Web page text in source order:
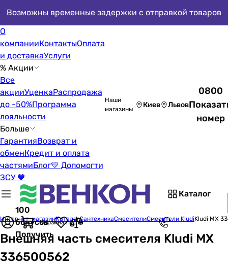
Возможны временные задержки с отправкой товаров
О
компанииКонтактыОплата
и доставкаУслуги
% Акции
Все
акцииУценкаРаспродажа
до -50%Программа
лояльности
Больше
ГарантияВозврат и
обменКредит и оплата
частямиБлог💛 Допомогти
ЗСУ 💙
Наши
магазины
Киев Львов
0800
номер
Каталог
100
бонусов
Получить
Корзина пуста
Интернет-магазинКаталогСантехникаСмесителиСмесители KludiKludi MX
Внешняя часть смесителя Kludi MX
336500562